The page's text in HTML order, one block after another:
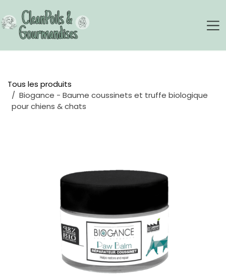
Tous les produits
Biogance - Baume coussinets et truffe biologique
pour chiens & chats